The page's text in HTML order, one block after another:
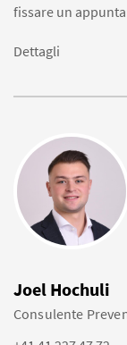
fissare un
Dettagli
Joel Hochuli
Consulente